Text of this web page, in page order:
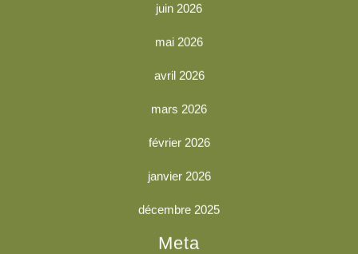
juin 2026
mai 2026
avril 2026
mars 2026
février 2026
janvier 2026
décembre 2025
Meta